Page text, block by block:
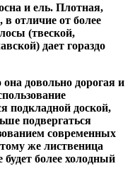
и ель. Плотная,
в отличие от более
(твеской,
дает гораздо
довольно дорогая и
подкладной доской,
подвергаться
современных
же лиственица
будет более холодный